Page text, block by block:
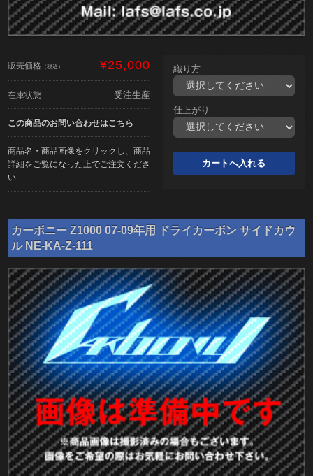
販売価格 （税込） ¥25,000
在庫状態 受注生産
この商品のお問い合わせはこちら
商品名・商品画像をクリックし、商品
詳細をご覧になった上でご注文くださ
い
織り方
仕上がり
カーボニー Z1000 07-09年用 ドライカーボン サイドカウ
ル NE-KA-Z-111